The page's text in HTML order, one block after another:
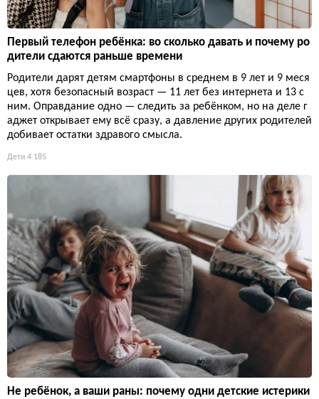
Первый телефон ребёнка: во сколько давать и почему ро
дители сдаются раньше времени
Родители дарят детям смартфоны в среднем в 9 лет и 9 меся
цев, хотя безопасный возраст — 11 лет без интернета и 13 с
ним. Оправдание одно — следить за ребёнком, но на деле г
аджет открывает ему всё сразу, а давление других родителей
добивает остатки здравого смысла.
Дети 4 185
Не ребёнок, а ваши раны: почему одни детские истерики